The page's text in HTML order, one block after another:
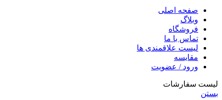
صفحه اصلی
وبلاگ
فروشگاه
تماس با ما
لیست علاقمندی ها
مقایسه
ورود / عضویت
لیست سفارشات
بستن